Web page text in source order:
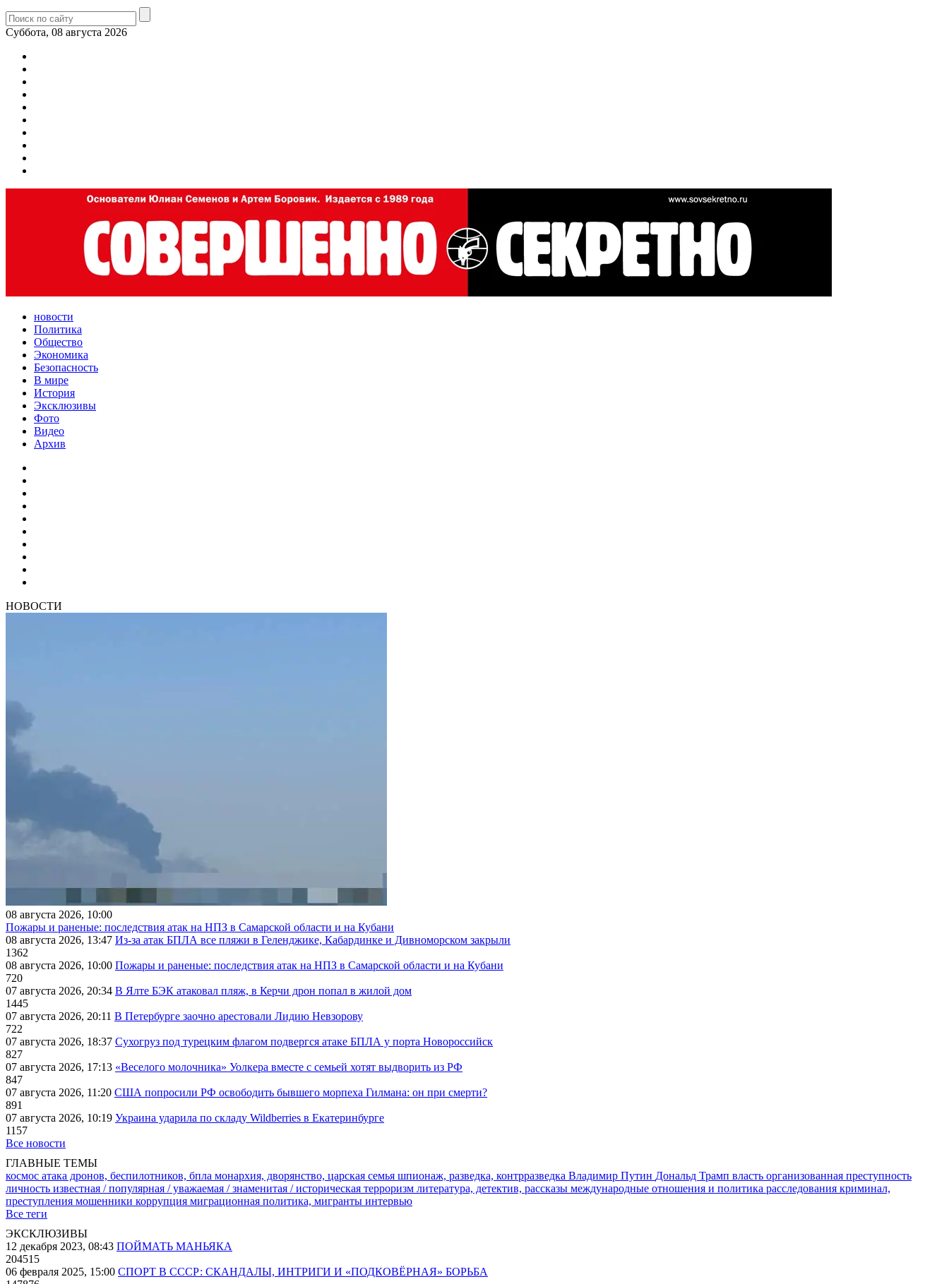
Суббота, 08 августа 2026
новости
Политика
Общество
Экономика
Безопасность
В мире
История
Эксклюзивы
Фото
Видео
Архив
НОВОСТИ
08 августа 2026, 10:00
Пожары и раненые: последствия атак на НПЗ в Самарской области и на Кубани
08 августа 2026, 13:47 Из-за атак БПЛА все пляжи в Геленджике, Кабардинке и Дивноморском закрыли
1362
08 августа 2026, 10:00 Пожары и раненые: последствия атак на НПЗ в Самарской области и на Кубани
720
07 августа 2026, 20:34 В Ялте БЭК атаковал пляж, в Керчи дрон попал в жилой дом
1445
07 августа 2026, 20:11 В Петербурге заочно арестовали Лидию Невзорову
722
07 августа 2026, 18:37 Сухогруз под турецким флагом подвергся атаке БПЛА у порта Новороссийск
827
07 августа 2026, 17:13 «Веселого молочника» Уолкера вместе с семьей хотят выдворить из РФ
847
07 августа 2026, 11:20 США попросили РФ освободить бывшего морпеха Гилмана: он при смерти?
891
07 августа 2026, 10:19 Украина ударила по складу Wildberries в Екатеринбурге
1157
Все новости
ГЛАВНЫЕ ТЕМЫ
космос атака дронов, беспилотников, бпла монархия, дворянство, царская семья шпионаж, разведка, контрразведка Владимир Путин Дональд Трамп власть организованная преступность
личность известная / популярная / уважаемая / знаменитая / историческая терроризм литература, детектив, рассказы международные отношения и политика расследования криминал,
преступления мошенники коррупция миграционная политика, мигранты интервью
Все теги
ЭКСКЛЮЗИВЫ
12 декабря 2023, 08:43 ПОЙМАТЬ МАНЬЯКА
204515
06 февраля 2025, 15:00 СПОРТ В СССР: СКАНДАЛЫ, ИНТРИГИ И «ПОДКОВЁРНАЯ» БОРЬБА